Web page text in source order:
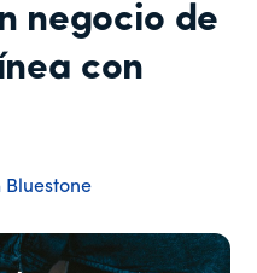
negocio de
con
Bluestone